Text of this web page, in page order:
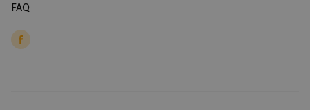
FAQ